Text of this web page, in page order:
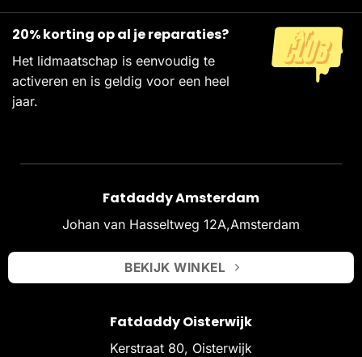
20% korting op al je reparaties?
Het lidmaatschap is eenvoudig te
activeren en is geldig voor een heel
jaar.
Fatdaddy Amsterdam
Johan van Hasseltweg 12A,Amsterdam
BEKIJK WINKEL
Fatdaddy Oisterwijk
Kerstraat 80, Oisterwijk